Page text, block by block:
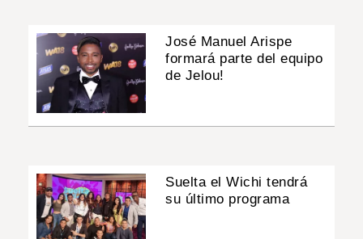
José Manuel Arispe
formará parte del equipo
de Jelou!
Suelta el Wichi tendrá
su último programa